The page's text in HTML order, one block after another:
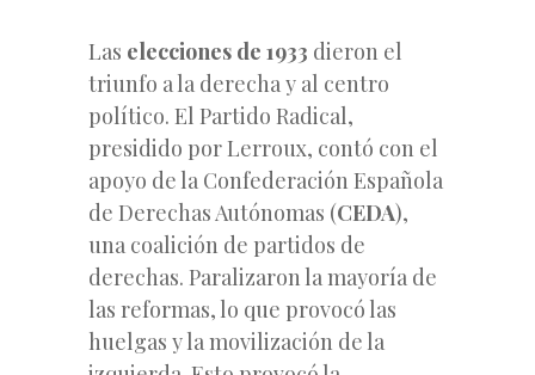
Las elecciones de 1933 dieron el
triunfo a la derecha y al centro
político. El Partido Radical,
presidido por Lerroux, contó con el
apoyo de la Confederación Española
de Derechas Autónomas (CEDA),
una coalición de partidos de
derechas. Paralizaron la mayoría de
las reformas, lo que provocó las
huelgas y la movilización de la